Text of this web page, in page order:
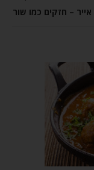
אייר – חזקים כמו שור